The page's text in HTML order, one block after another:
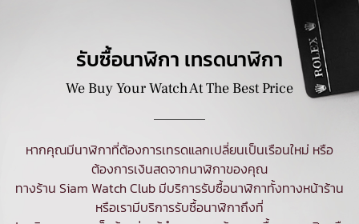
รับซื้อนาฬิกา เทรดนาฬิกา
We Buy Your Watch At The Best Price
หากคุณมีนาฬิกาที่ต้องการเทรดแลกเปลี่ยนเป็นเรือนใหม่ หรือ
ต้องการเงินสดจากนาฬิกาของคุณ
ทางร้าน Siam Watch Club มีบริการรับซื้อนาฬิกาทั้งทางหน้าร้าน
หรือเรามีบริการรับซื้อนาฬิกาถึงที่